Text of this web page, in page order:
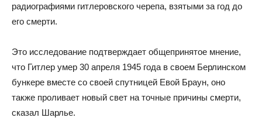
радиографиями гитлеровского черепа, взятыми за год до
его смерти.
Это исследование подтверждает общепринятое мнение,
что Гитлер умер 30 апреля 1945 года в своем Берлинском
бункере вместе со своей спутницей Евой Браун, оно
также проливает новый свет на точные причины смерти,
сказал Шарлье.